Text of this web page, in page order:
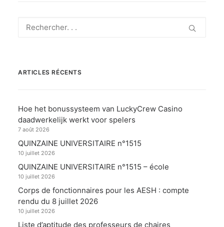
ARTICLES RÉCENTS
Hoe het bonussysteem van LuckyCrew Casino
daadwerkelijk werkt voor spelers
7 août 2026
QUINZAINE UNIVERSITAIRE n°1515
10 juillet 2026
QUINZAINE UNIVERSITAIRE n°1515 – école
10 juillet 2026
Corps de fonctionnaires pour les AESH : compte
rendu du 8 juillet 2026
10 juillet 2026
Liste d’aptitude des professeurs de chaires